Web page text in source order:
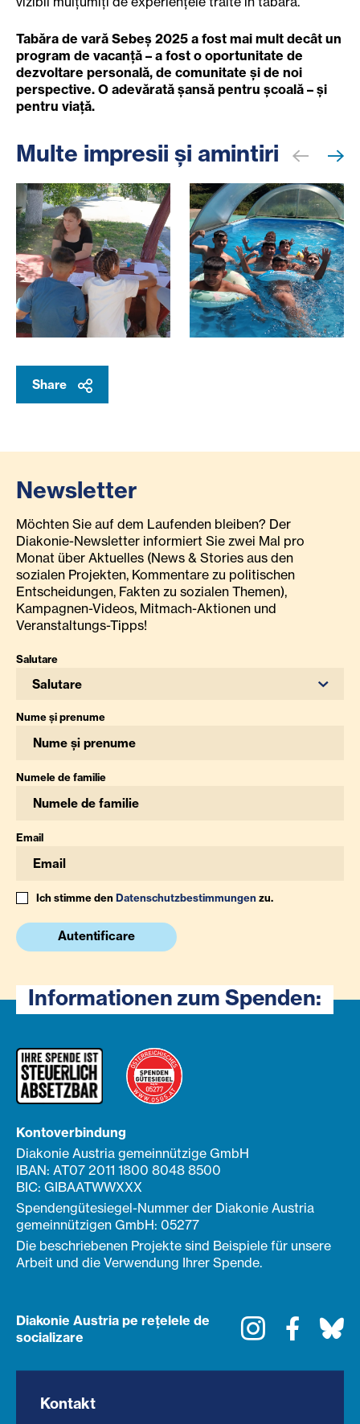
Tabăra de vară Sebeș 2025 a fost mai mult decât un
program de vacanță – a fost o oportunitate de
dezvoltare personală, de comunitate și de noi
perspective. O adevărată șansă pentru școală – și
pentru viață.
Multe impresii și amintiri
Share
Newsletter
Möchten Sie auf dem Laufenden bleiben? Der
Diakonie-Newsletter informiert Sie zwei Mal pro
Monat über Aktuelles (News & Stories aus den
sozialen Projekten, Kommentare zu politischen
Entscheidungen, Fakten zu sozialen Themen),
Kampagnen-Videos, Mitmach-Aktionen und
Veranstaltungs-Tipps!
Salutare
Salutare
Nume și prenume
Numele de familie
Email
Ich stimme denDatenschutzbestimmungenzu.
Autentificare
Informationen zum Spenden:
Kontoverbindung
Diakonie Austria gemeinnützige GmbH
IBAN: AT07 2011 1800 8048 8500
BIC: GIBAATWWXXX
Spendengütesiegel-Nummer der Diakonie Austria
gemeinnützigen GmbH: 05277
Die beschriebenen Projekte sind Beispiele für unsere
Arbeit und die Verwendung Ihrer Spende.
Diakonie Austria pe rețelele de
socializare
Instagram
Kontakt